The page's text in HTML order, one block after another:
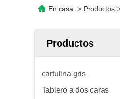
En casa. > Productos
Productos
cartulina gris
Tablero a dos caras